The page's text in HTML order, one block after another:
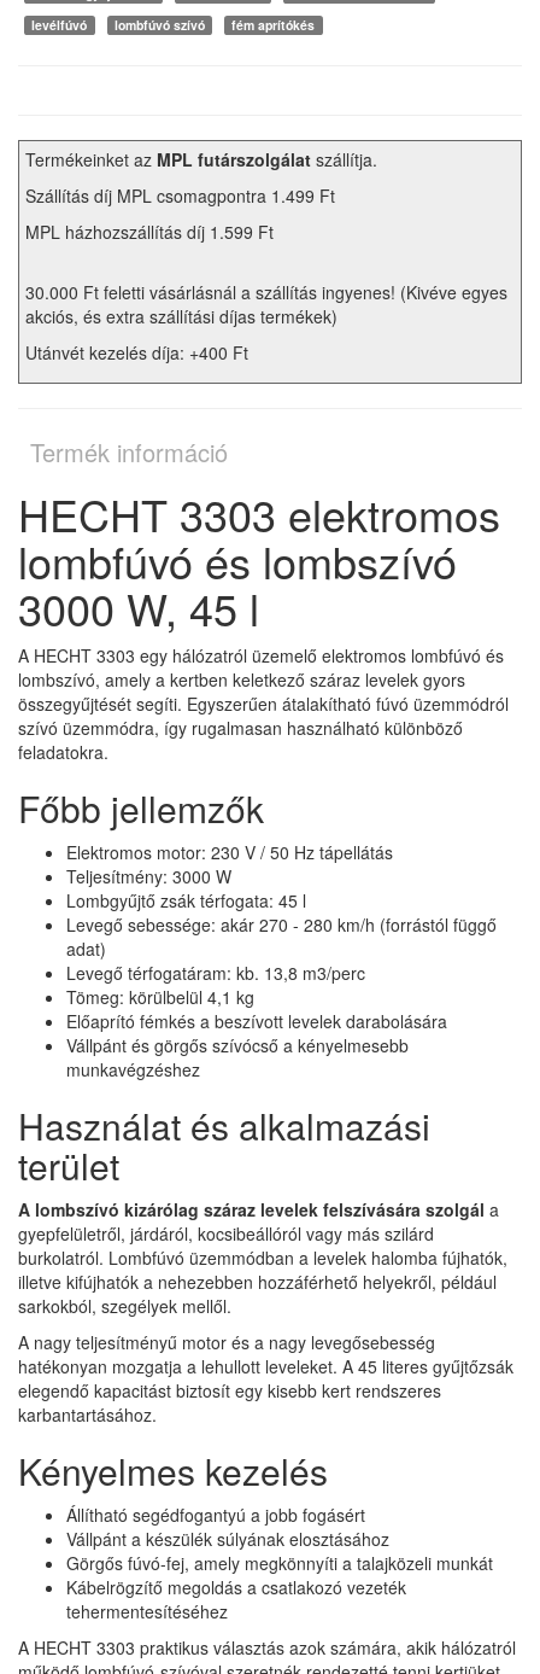
levélfúvó
lombfúvó szívó fém aprítókés
Termékeinket az MPL futárszolgálat szállítja.
Szállítás díj MPL csomagpontra 1.499 Ft
MPL házhozszállítás díj 1.599 Ft
30.000 Ft feletti vásárlásnál a szállítás ingyenes! (Kivéve egyes
akciós, és extra szállítási díjas termékek)
Utánvét kezelés díja: +400 Ft
Termék információ
HECHT 3303 elektromos
lombfúvó és lombszívó
3000 W, 45 l
A HECHT 3303 egy hálózatról üzemelő elektromos lombfúvó és
lombszívó, amely a kertben keletkező száraz levelek gyors
összegyűjtését segíti. Egyszerűen átalakítható fúvó üzemmódról
szívó üzemmódra, így rugalmasan használható különböző
feladatokra.
Főbb jellemzők
Elektromos motor: 230 V / 50 Hz tápellátás
Teljesítmény: 3000 W
Lombgyűjtő zsák térfogata: 45 l
Levegő sebessége: akár 270 - 280 km/h (forrástól függő
adat)
Levegő térfogatáram: kb. 13,8 m3/perc
Tömeg: körülbelül 4,1 kg
Előaprító fémkés a beszívott levelek darabolására
Vállpánt és görgős szívócső a kényelmesebb
munkavégzéshez
Használat és alkalmazási
terület
A lombszívó kizárólag száraz levelek felszívására szolgál a
gyepfelületről, járdáról, kocsibeállóról vagy más szilárd
burkolatról. Lombfúvó üzemmódban a levelek halomba fújhatók,
illetve kifújhatók a nehezebben hozzáférhető helyekről, például
sarkokból, szegélyek mellől.
A nagy teljesítményű motor és a nagy levegősebesség
hatékonyan mozgatja a lehullott leveleket. A 45 literes gyűjtőzsák
elegendő kapacitást biztosít egy kisebb kert rendszeres
karbantartásához.
Kényelmes kezelés
Állítható segédfogantyú a jobb fogásért
Vállpánt a készülék súlyának elosztásához
Görgős fúvó-fej, amely megkönnyíti a talajközeli munkát
Kábelrögzítő megoldás a csatlakozó vezeték
tehermentesítéséhez
A HECHT 3303 praktikus választás azok számára, akik hálózatról